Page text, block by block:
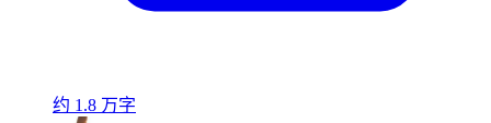
约 1.8 万字